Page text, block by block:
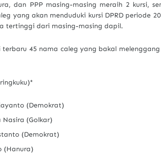
dan PPP masing-masing meraih 2 kursi,
yang akan menduduki kursi DPRD periode
tertinggi dari masing-masing dapil.
45 nama caleg yang bakal melenggang
(Demokrat)
Nasira (Golkar)
(Demokrat)
(Hanura)